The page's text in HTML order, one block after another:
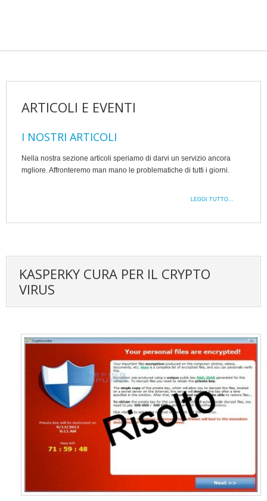
ARTICOLI E EVENTI
I NOSTRI ARTICOLI
Nella nostra sezione articoli speriamo di darvi un servizio ancora
mgliore. Affronteremo man mano le problematiche di tutti i giorni.
LEGGI TUTTO...
KASPERKY CURA PER IL CRYPTO
VIRUS